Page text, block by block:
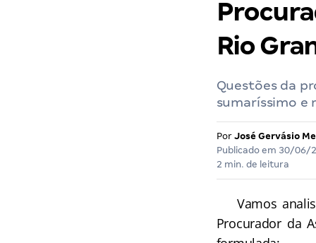
Rio
Questões da
sumaríssimo e
Por José Gervásio
Publicado em 30/06/
2 min. de leitura
Vamos
Procurador da